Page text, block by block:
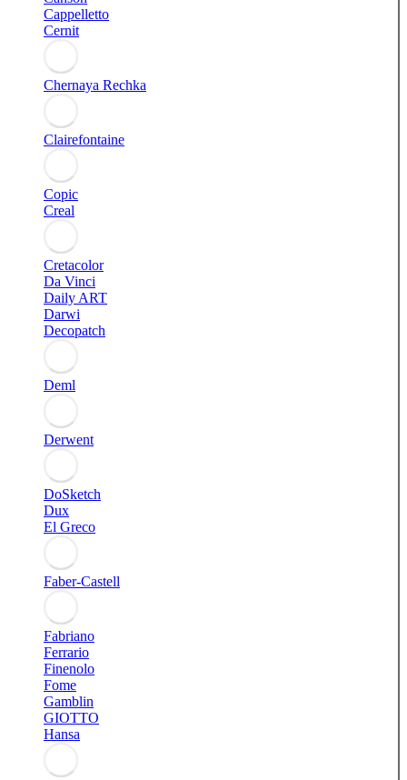
Cappelletto
Cernit
Chernaya Rechka
Clairefontaine
Copic
Creal
Cretacolor
Da Vinci
Daily ART
Darwi
Decopatch
Deml
Derwent
DoSketch
Dux
El Greco
Faber-Castell
Fabriano
Ferrario
Finenolo
Fome
Gamblin
GIOTTO
Hansa